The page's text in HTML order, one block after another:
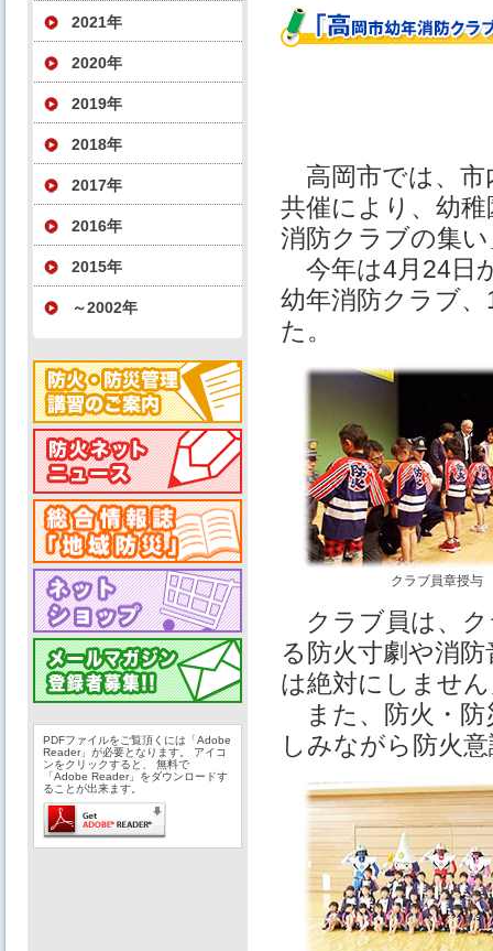
2021年
2020年
2019年
2018年
2017年
2016年
2015年
～2002年
PDFファイルをご覧頂くには「Adobe
Reader」が必要となります。 アイコ
ンをクリックすると、 無料で
「Adobe Reader」をダウンロードす
ることが出来ます。
高岡市では、市
共催により、幼
消防クラブの集
今年は4月24日
幼年消防クラブ
た。
クラブ員章授与
クラブ員は、ク
る防火寸劇や消
は絶対にしませ
また、防火・防
しみながら防火